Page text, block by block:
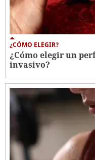
¿CÓMO ELEGIR?
¿Cómo elegir un
invasivo?